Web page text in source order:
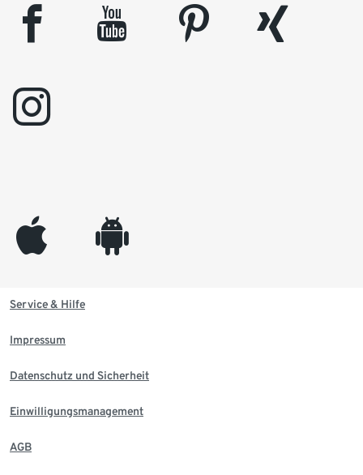
facebook youtube pinterest
xing
instagram
appleinc android
Service & Hilfe
Impressum
Datenschutz und Sicherheit
Einwilligungsmanagement
AGB